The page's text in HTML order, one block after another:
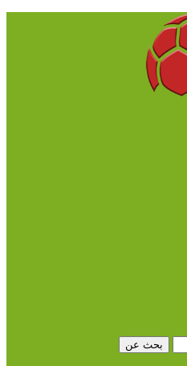
بحث عن